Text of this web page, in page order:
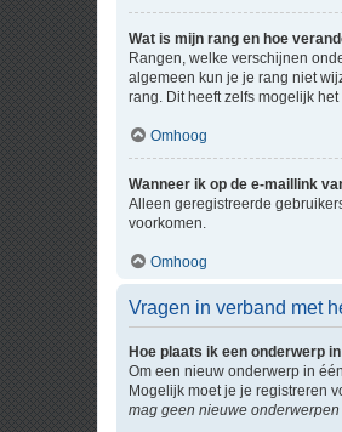
Wat is mijn rang en hoe
Rangen, welke verschijnen
algemeen kun je je rang niet
rang. Dit heeft zelfs mogelijk
Omhoog
Wanneer ik op de e-maillink
Alleen geregistreerde
voorkomen.
Omhoog
Vragen in verband met
Hoe plaats ik een onderwerp
Om een nieuw onderwerp in
Mogelijk moet je je registreren
mag geen nieuwe